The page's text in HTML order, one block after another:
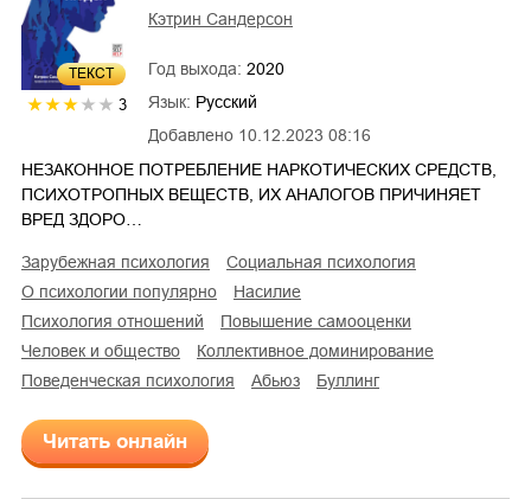
ТЕКСТ
3
Добавлено 10.12.2023 08:16
Кэтрин Сандерсон
Год выхода: 2020
Язык: Русский
НЕЗАКОННОЕ ПОТРЕБЛЕНИЕ НАРКОТИЧЕСКИХ СРЕДСТВ,
ПСИХОТРОПНЫХ ВЕЩЕСТВ, ИХ АНАЛОГОВ ПРИЧИНЯЕТ
ВРЕД ЗДОРО…
зарубежная психология
социальная психология
о психологии популярно
насилие
психология отношений
повышение самооценки
человек и общество
коллективное доминирование
поведенческая психология
абьюз буллинг
Читать онлайн